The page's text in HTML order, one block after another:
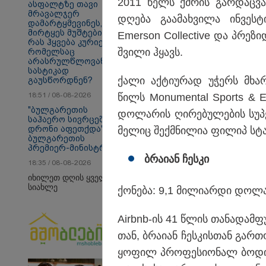
თბილისი - ანტალია
969.80 ლარიდან
საზოგადოება
ასფალტზე თავი
მრავალჯერ
დამარტყმევინეს,
მირტყეს მუშტები" -
რას ჰყვება კურიერი,
რომელსაც
არასრულწლოვანები
სასტიკად
გაუსწორდნენ?
18:51 / 08-08-2026
"ბულგარეთის
საჰაერო სივრცეში
დრონი აფეთქდა" -
ბულგარეთის
პრემიერ-მინისტრი
18:35 / 08-08-2026
იხილეთ დღის ყველა
სიახლე
დღე­ბა გა­ა­მახ­ვი­ლა
Emerson Collective და
შვი­ლი ჰყავს.
ქალი აქ­ტი­უ­რად უჭერს
წილს Monumental Sports &
დო­ლა­რის ღი­რე­ბუ­ლე­ბის
მე­ლიც შექ­მნი­ლია ფი­ლიპ
ბრა­ი­ან ჩეს­კი
ქო­ნე­ბა: 9,1 მი­ლი­არ­დი
Airbnb-ის 41 წლის
თან, ბრა­ი­ან ჩეს­კის­თან
ყო­ფილ პრო­ფე­სი­ო­ნალ